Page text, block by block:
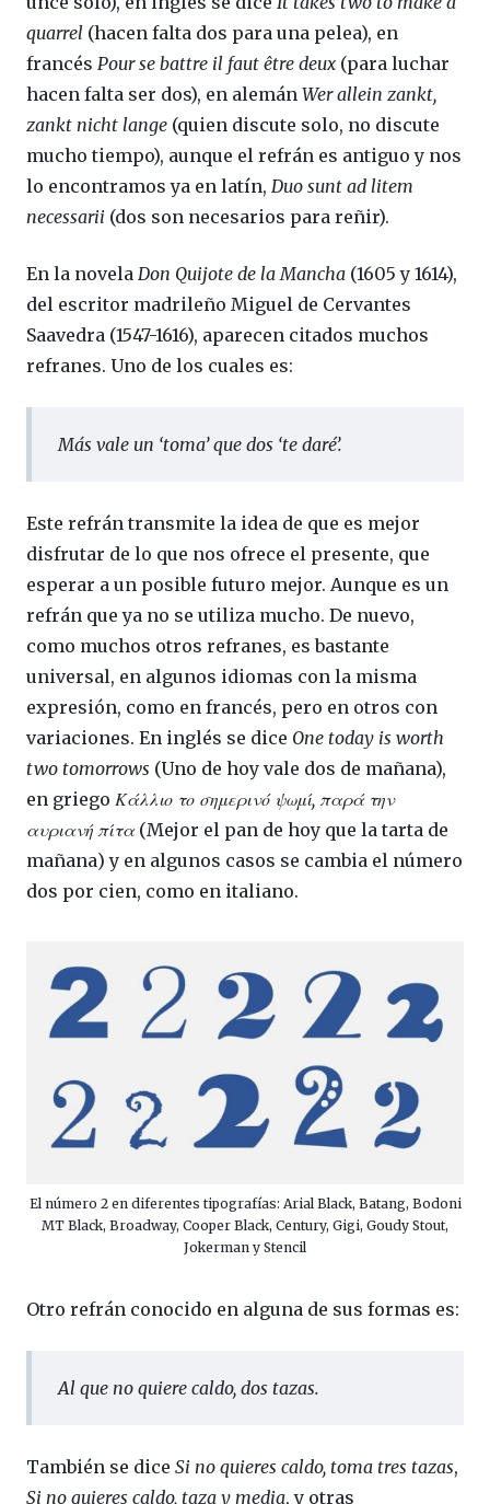
quarrel (hacen falta dos para una pelea), en
francés Pour se battre il faut être deux (para luchar
hacen falta ser dos), en alemán Wer allein zankt,
zankt nicht lange (quien discute solo, no discute
mucho tiempo), aunque el refrán es antiguo y nos
lo encontramos ya en latín, Duo sunt ad litem
necessarii (dos son necesarios para reñir).
En la novela Don Quijote de la Mancha (1605 y 1614),
del escritor madrileño Miguel de Cervantes
Saavedra (1547-1616), aparecen citados muchos
refranes. Uno de los cuales es:
Más vale un ‘toma’ que dos ‘te daré’.
Este refrán transmite la idea de que es mejor
disfrutar de lo que nos ofrece el presente, que
esperar a un posible futuro mejor. Aunque es un
refrán que ya no se utiliza mucho. De nuevo,
como muchos otros refranes, es bastante
universal, en algunos idiomas con la misma
expresión, como en francés, pero en otros con
variaciones. En inglés se dice One today is worth
two tomorrows (Uno de hoy vale dos de mañana),
en griego Κάλλιο το σημερινό ψωμί, παρά την
αυριανή πίτα(Mejor el pan de hoy que la tarta de
mañana) y en algunos casos se cambia el número
dos por cien, como en italiano.
El número 2 en diferentes tipografías: Arial Black, Batang, Bodoni
MT Black, Broadway, Cooper Black, Century, Gigi, Goudy Stout,
Jokerman y Stencil
Otro refrán conocido en alguna de sus formas es:
Al que no quiere caldo, dos tazas.
También se dice Si no quieres caldo, toma tres tazas,
Si no quieres caldo, taza y media, y otras